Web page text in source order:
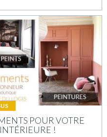
POUR VOTRE
!